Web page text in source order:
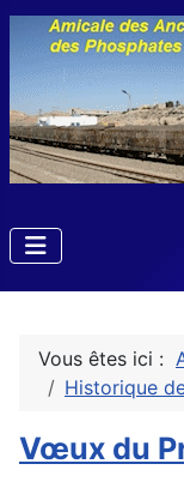
Vous êtes ici :
Historique
Vœux du